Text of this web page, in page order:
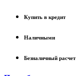
Купить в кредит
Наличными
Безналичный расчет